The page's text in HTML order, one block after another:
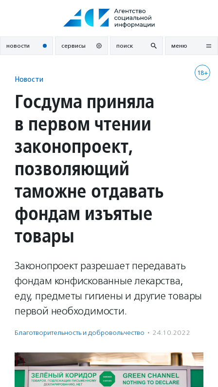
новости сервисы поиск меню
18+
Новости
Госдума приняла
в первом чтении
законопроект,
позволяющий
таможне отдавать
фондам изъятые
товары
Законопроект разрешает передавать
фондам конфискованные лекарства,
еду, предметы гигиены и другие товары
первой необходимости.
Благотвори­тель­ность и доброволь­чест­во · 24.10.2022